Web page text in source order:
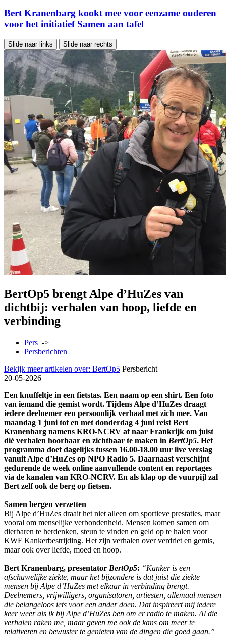
Bert Kranenbarg kookt mee voor eenzame ouderen
voor het initiatief Samen aan tafel
Slide naar links Slide naar rechts
BertOp5 brengt Alpe d’HuZes van
dichtbij: verhalen van hoop, liefde en
verbinding
Pers ->
Persberichten
Bekijk meer artikelen over: BertOp5 Persbericht
20-05-2026
Een knuffeltje in een fietstas. Een naam op een shirt. Een foto
van iemand die gemist wordt. Tijdens Alpe d’HuZes draagt
iedere deelnemer een persoonlijk verhaal met zich mee. Van
maandag 1 juni tot en met donderdag 4 juni reist Bert
Kranenbarg namens KRO-NCRV af naar Frankrijk om juist
dié verhalen hoorbaar en zichtbaar te maken in BertOp5. Het
programma doet dagelijks tussen 16.00-18.00 uur live verslag
vanuit Alpe d’HuZes op NPO Radio 5. Daarnaast verschijnt
gedurende de week online aanvullende content en reportages
via de kanalen van KRO-NCRV. En als klap op de vuurpijl zal
Bert zelf ook de berg op fietsen.
Samen bergen verzetten
Bij Alpe d’HuZes draait het niet alleen om sportieve prestaties, maar
vooral om menselijke verbondenheid. Mensen komen samen om
dierbaren te herdenken, steun te vinden en geld op te halen voor
KWF Kankerbestrijding. Het zijn verhalen over verdriet en gemis,
maar ook over liefde, moed en hoop.
Bert Kranenbarg, presentator BertOp5: “Kanker is een
afschuwelijke ziekte, maar het bijzondere is dat juist die ziekte
mensen bij Alpe d’HuZes met elkaar in verbinding brengt.
Deelnemers, vrijwilligers, organisatoren, artiesten, allemaal mensen
die belangeloos iets voor een ander doen. Dat inspireert mij iedere
keer weer als ik bij Alpe d’HuZes ben om er radio te maken. Al die
verhalen raken me, maar geven me ook de kans om meer te
relativeren en bewuster te genieten van de dingen die goed gaan.”